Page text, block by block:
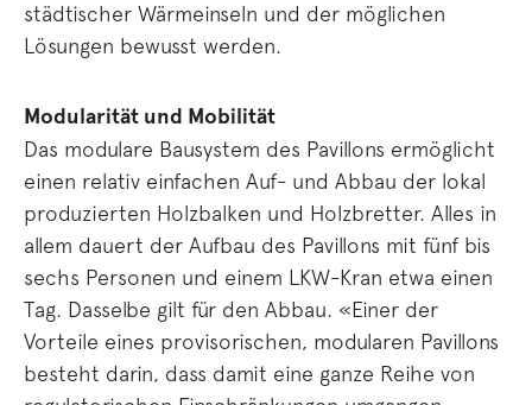
städtischer Wärmeinseln und der möglichen
Lösungen bewusst werden.
Modularität und Mobilität
Das modulare Bausystem des Pavillons ermöglicht
einen relativ einfachen Auf- und Abbau der lokal
produzierten Holzbalken und Holzbretter. Alles in
allem dauert der Aufbau des Pavillons mit fünf bis
sechs Personen und einem LKW-Kran etwa einen
Tag. Dasselbe gilt für den Abbau. «Einer der
Vorteile eines provisorischen, modularen Pavillons
besteht darin, dass damit eine ganze Reihe von